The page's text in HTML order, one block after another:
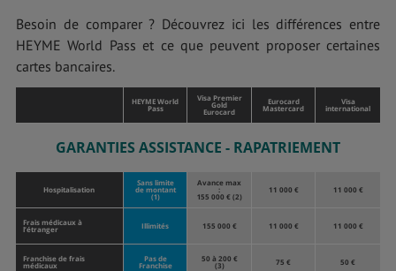
Besoin de comparer ? Découvrez ici les différences entre
HEYME World Pass et ce que peuvent proposer certaines
cartes bancaires.
HEYME World
Pass
Visa Premier
Gold
Eurocard
Eurocard
Mastercard
Visa
international
GARANTIES ASSISTANCE - RAPATRIEMENT
Hospitalisation
Sans limite
de montant
(1)
Avance max
:
155 000 € (2)
11 000 € 11 000 €
Frais médicaux à
l’étranger Illimités 155 000 € 11 000 € 11 000 €
Franchise de frais
médicaux
Pas de
Franchise
50 à 200 €
(3) 75 € 50 €